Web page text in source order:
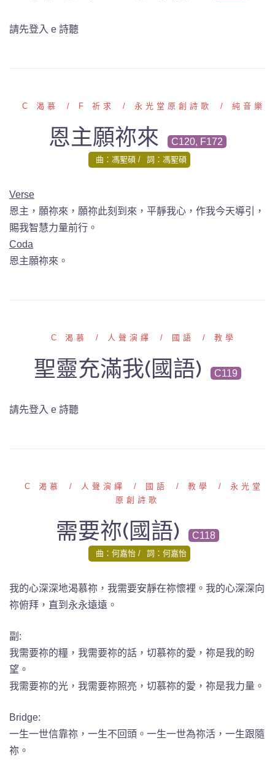
請先登入 e 詩聽
C 渴慕 F 祈求 永光堂原創詩歌 純音樂
恩主願祢來 C120, F172
曲：馮聖碩 詞：馮聖碩
Verse
恩主，願祢來，願祢此刻到來，平靜我心，作我今天導引，
賜我智慧力量前行。
Coda
恩主願祢來。
C 渴慕 人聲演繹 國語 教學
聖靈充滿我(國語) C119
請先登入 e 詩聽
C 渴慕 人聲演繹 國語 教學
永光堂
原創詩歌
需要祢(國語) C118
曲：何嘉怡 詞：何嘉怡
我的心深深地渴慕祢，我需要安靜在祢懷裡。我的心深深向
祢俯拜，直到永永遠遠。
副:
我需要祢的糧，我需要祢的話，切慕祢的愛，祢是我的盼
望。
我需要祢的光，我需要祢照亮，切慕祢的愛，祢是我力量。
Bridge:
一生一世信靠祢，一生不回頭。一生一世為祢活，一生跟隨
祢。